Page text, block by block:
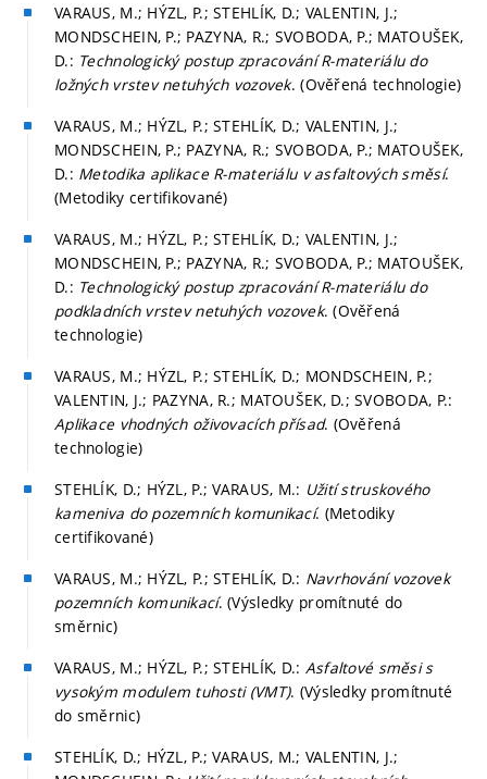
VARAUS, M.; HÝZL, P.; STEHLÍK, D.; VALENTIN, J.;
MONDSCHEIN, P.; PAZYNA, R.; SVOBODA, P.; MATOUŠEK,
D.: Technologický postup zpracování R-materiálu do
ložných vrstev netuhých vozovek. (Ověřená technologie)
VARAUS, M.; HÝZL, P.; STEHLÍK, D.; VALENTIN, J.;
MONDSCHEIN, P.; PAZYNA, R.; SVOBODA, P.; MATOUŠEK,
D.: Metodika aplikace R-materiálu v asfaltových směsí.
(Metodiky certifikované)
VARAUS, M.; HÝZL, P.; STEHLÍK, D.; VALENTIN, J.;
MONDSCHEIN, P.; PAZYNA, R.; SVOBODA, P.; MATOUŠEK,
D.: Technologický postup zpracování R-materiálu do
podkladních vrstev netuhých vozovek. (Ověřená
technologie)
VARAUS, M.; HÝZL, P.; STEHLÍK, D.; MONDSCHEIN, P.;
VALENTIN, J.; PAZYNA, R.; MATOUŠEK, D.; SVOBODA, P.:
Aplikace vhodných oživovacích přísad. (Ověřená
technologie)
STEHLÍK, D.; HÝZL, P.; VARAUS, M.: Užití struskového
kameniva do pozemních komunikací. (Metodiky
certifikované)
VARAUS, M.; HÝZL, P.; STEHLÍK, D.: Navrhování vozovek
pozemních komunikací. (Výsledky promítnuté do
směrnic)
VARAUS, M.; HÝZL, P.; STEHLÍK, D.: Asfaltové směsi s
vysokým modulem tuhosti (VMT). (Výsledky promítnuté
do směrnic)
STEHLÍK, D.; HÝZL, P.; VARAUS, M.; VALENTIN, J.;